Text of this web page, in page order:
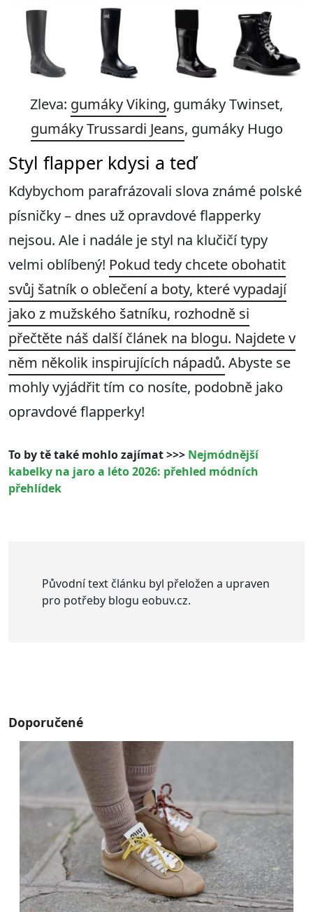
Zleva: gumáky Viking, gumáky Twinset,
gumáky Trussardi Jeans, gumáky Hugo
Styl flapper kdysi a teď
Kdybychom parafrázovali slova známé polské
písničky – dnes už opravdové flapperky
nejsou. Ale i nadále je styl na klučičí typy
velmi oblíbený! Pokud tedy chcete obohatit
svůj šatník o oblečení a boty, které vypadají
jako z mužského šatníku, rozhodně si
přečtěte náš další článek na blogu. Najdete v
něm několik inspirujících nápadů. Abyste se
mohly vyjádřit tím co nosíte, podobně jako
opravdové flapperky!
To by tě také mohlo zajímat >>> Nejmódnější
kabelky na jaro a léto 2026: přehled módních
přehlídek
Původní text článku byl přeložen a upraven
pro potřeby blogu eobuv.cz.
Doporučené